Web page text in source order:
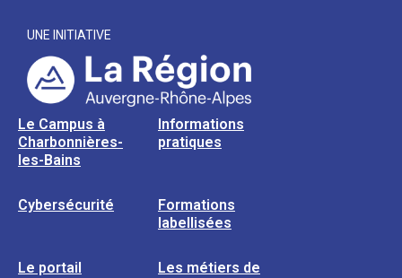
UNE INITIATIVE
Le Campus à
Charbonnières-
les-Bains
Informations
pratiques
Cybersécurité
Formations
labellisées
Le portail
Les métiers de